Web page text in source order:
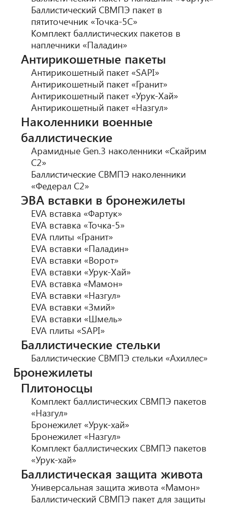
Баллистический СВМПЭ пакет в
пятиточечник «Точка-5С»
Комплект баллистических пакетов в
наплечники «Паладин»
Антирикошетные пакеты
Антирикошетный пакет «SAPI»
Антирикошетный пакет «Гранит»
Антирикошетный пакет «Урук-Хай»
Антирикошетный пакет «Назгул»
Наколенники военные
баллистические
Арамидные Gen.3 наколенники «Скайрим
С2»
Баллистические СВМПЭ наколенники
«Федерал С2»
ЭВА вставки в бронежилеты
EVA вставка «Фартук»
EVA вставка «Точка-5»
EVA плиты «Гранит»
EVA вставки «Паладин»
EVA вставки «Ворот»
EVA вставки «Урук-Хай»
EVA вставка «Мамон»
EVA вставки «Назгул»
EVA вставки «Змий»
EVA вставки «Шмель»
EVA плиты «SAPI»
Баллистические стельки
Баллистические СВМПЭ стельки «Ахиллес»
Бронежилеты
Плитоносцы
Комплект баллистических СВМПЭ пакетов
«Назгул»
Бронежилет «Урук-хай»
Бронежилет «Назгул»
Комплект баллистических СВМПЭ пакетов
«Урук-хай»
Баллистическая защита живота
Универсальная защита живота «Мамон»
Баллистический СВМПЭ пакет для защиты